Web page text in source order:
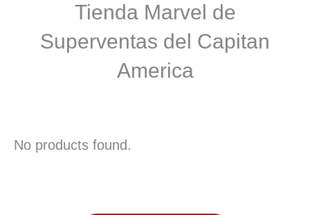
Tienda Marvel de
Superventas del Capitan
America
No products found.